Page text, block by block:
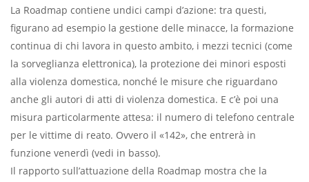
La Roadmap contiene undici campi d’azione: tra questi,
figurano ad esempio la gestione delle minacce, la formazione
continua di chi lavora in questo ambito, i mezzi tecnici (come
la sorveglianza elettronica), la protezione dei minori esposti
alla violenza domestica, nonché le misure che riguardano
anche gli autori di atti di violenza domestica. E c’è poi una
misura particolarmente attesa: il numero di telefono centrale
per le vittime di reato. Ovvero il «142», che entrerà in
funzione venerdì (vedi in basso).
Il rapporto sull’attuazione della Roadmap mostra che la